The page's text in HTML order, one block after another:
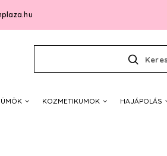
KOZMETIKUMOK HAJÁPOLÁS